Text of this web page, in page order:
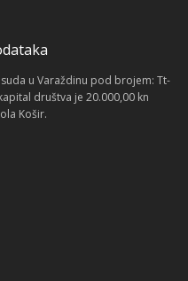
u Varaždinu pod brojem: Tt-
društva je 20.000,00 kn
Košir.